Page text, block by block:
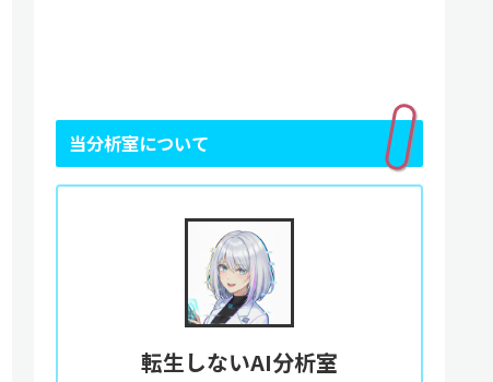
当分析室について
転生しないAI分析室